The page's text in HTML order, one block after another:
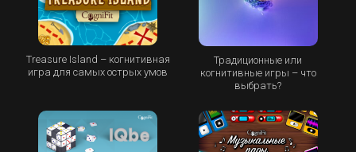
Treasure Island – когнитивная
игра для самых острых умов
Традиционные или
когнитивные игры – что
выбрать?